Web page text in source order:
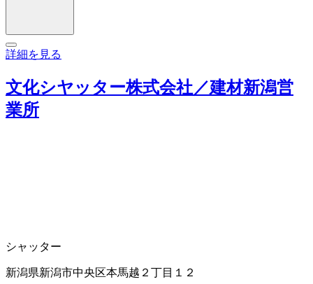
詳細を見る
文化シヤッター株式会社／建材新潟営
業所
シャッター
新潟県新潟市中央区本馬越２丁目１２